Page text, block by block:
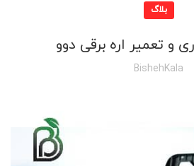
بلاگ
و تعمیر اره برقی دوو
BishehKala